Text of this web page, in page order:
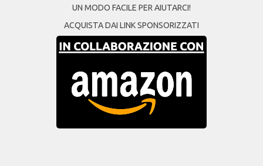
UN MODO FACILE PER AIUTARCI!
ACQUISTA DAI LINK SPONSORIZZATI